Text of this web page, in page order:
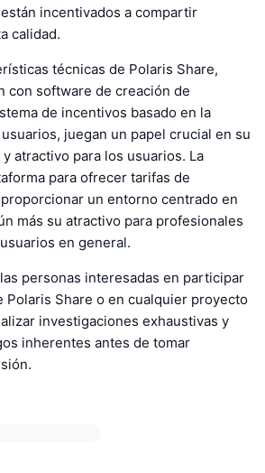
incentivados a compartir
calidad.
técnicas de Polaris Share,
con software de creación de
de incentivos basado en la
juegan un papel crucial en su
atractivo para los usuarios. La
para ofrecer tarifas de
un entorno centrado en
más su atractivo para profesionales
en general.
personas interesadas en participar
Polaris Share o en cualquier proyecto
investigaciones exhaustivas y
inherentes antes de tomar